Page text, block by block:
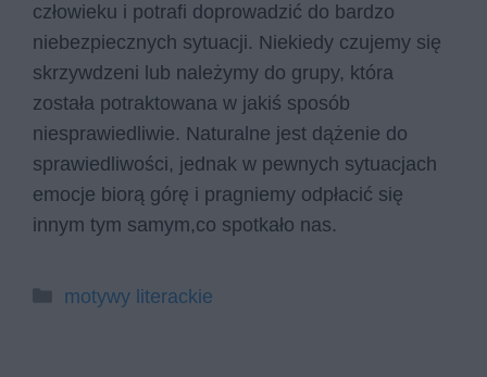
człowieku i potrafi doprowadzić do bardzo
niebezpiecznych sytuacji. Niekiedy czujemy się
skrzywdzeni lub należymy do grupy, która
została potraktowana w jakiś sposób
niesprawiedliwie. Naturalne jest dążenie do
sprawiedliwości, jednak w pewnych sytuacjach
emocje biorą górę i pragniemy odpłacić się
innym tym samym,co spotkało nas.
Kategorie
motywy literackie